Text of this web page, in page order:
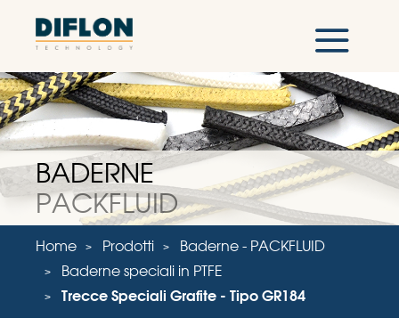
BADERNE
PACKFLUID
Home Prodotti
Baderne - PACKFLUID
Baderne speciali in PTFE
Trecce Speciali Grafite - Tipo GR184